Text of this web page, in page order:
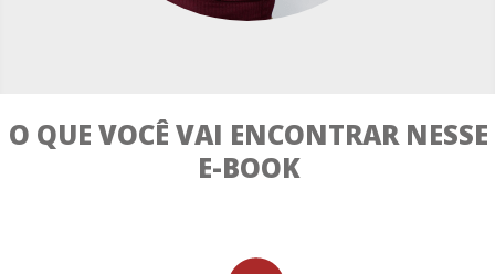
O QUE VOCÊ VAI ENCONTRAR NESSE
E-BOOK